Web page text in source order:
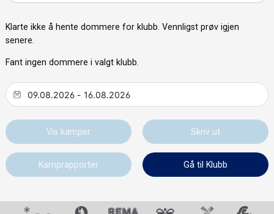
Klarte ikke å hente dommere for klubb. Vennligst prøv igjen
senere.
Fant ingen dommere i valgt klubb.
Vis kamper Skriv ut
Kamprapporter Gå til Klubb